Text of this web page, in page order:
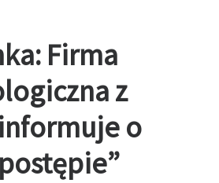
Firma
z
o